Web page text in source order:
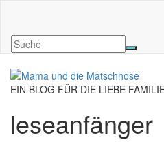
EIN BLOG FÜR DIE LIEBE
leseanfänger